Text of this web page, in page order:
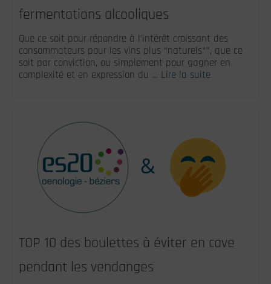
fermentations alcooliques
Que ce soit pour répondre à l’intérêt croissant des
consommateurs pour les vins plus “naturels*”, que ce
soit par conviction, ou simplement pour gagner en
complexité et en expression du … Lire la suite
TOP 10 des boulettes à éviter en cave
pendant les vendanges